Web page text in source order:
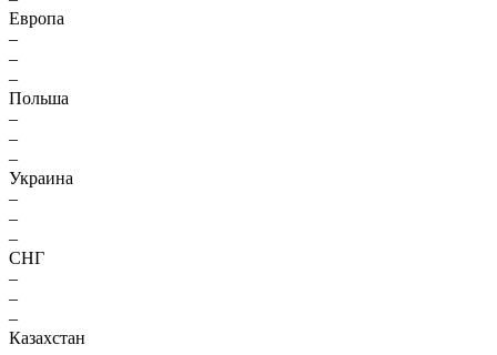
Европа
–
–
–
Польша
–
–
–
Украина
–
–
–
СНГ
–
–
–
Казахстан